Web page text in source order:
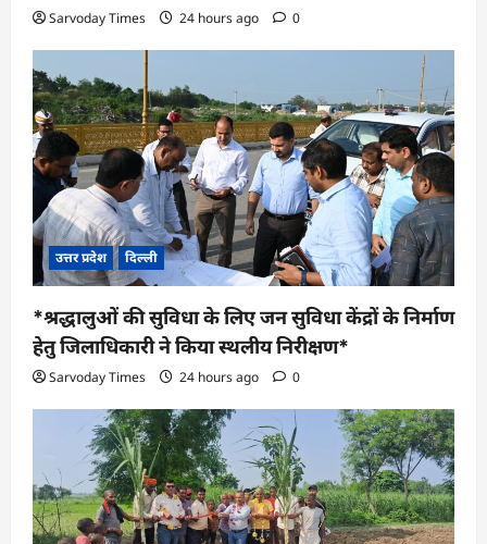
Sarvoday Times 24 hours ago 0
उत्तर प्रदेश दिल्ली
*श्रद्धालुओं की सुविधा के लिए जन सुविधा केंद्रों के निर्माण
हेतु जिलाधिकारी ने किया स्थलीय निरीक्षण*
Sarvoday Times 24 hours ago 0